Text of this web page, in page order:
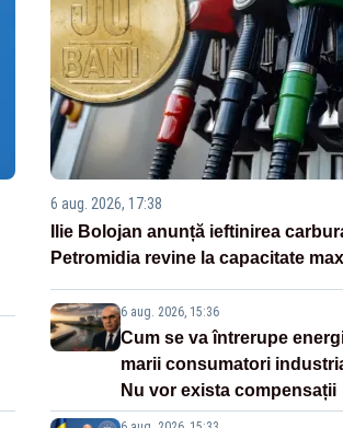
6 aug. 2026, 17:38
Ilie Bolojan anunță ieftinirea
Petromidia revine la capacitate
6 aug. 2026, 15:36
Cum se va întrerupe
marii consumatori
Nu vor exista compensații